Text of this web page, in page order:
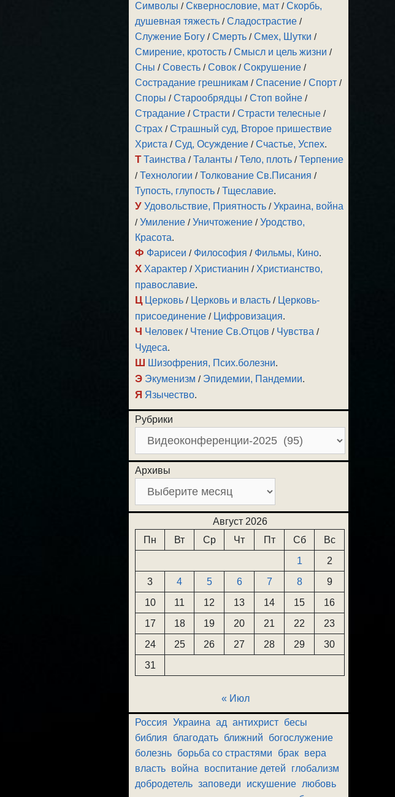
Символы /Сквернословие, мат /Скорбь,
душевная тяжесть /Сладострастие /
Служение Богу /Смерть /Смех, Шутки /
Смирение, кротость /Смысл и цель жизни /
Сны /Совесть /Совок /Сокрушение /
Сострадание грешникам /Спасение /Спорт /
Споры /Старообрядцы /Стоп войне /
Страдание /Страсти /Страсти телесные /
Страх /Страшный суд, Второе пришествие
Христа /Суд, Осуждение /Счастье, Успех.
Т Таинства /Таланты /Тело, плоть /Терпение
/Технологии /Толкование Св.Писания /
Тупость, глупость /Тщеславие.
У Удовольствие, Приятность /Украина, война
/Умиление /Уничтожение /Уродство,
Красота.
Ф Фарисеи / Философия / Фильмы, Кино.
Х Характер / Христианин / Христианство,
православие.
Ц Церковь / Церковь и власть / Церковь-
присоединение / Цифровизация.
Ч Человек / Чтение Св.Отцов / Чувства /
Чудеса.
Ш Шизофрения, Псих.болезни.
Э Экуменизм / Эпидемии, Пандемии.
Я Язычество.
Рубрики
Архивы
Август 2026
Пн
Вт Ср Чт Пт Сб
Вс
1
2
3
4 5 6 7 8
9
10
11 12 13 14 15
16
17
18 19 20 21 22
23
24
25 26 27 28 29
30
31
« Июл
Россия Украина ад антихрист бесы
библия
благодать ближний
богослужение
болезнь борьба со страстями брак вера
власть война воспитание детей
глобализм
добродетель заповеди искушение любовь